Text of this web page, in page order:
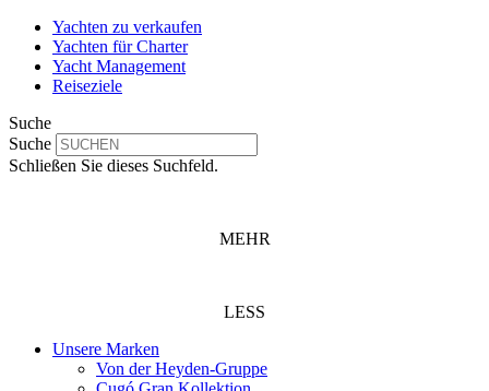
Yachten zu verkaufen
Yachten für Charter
Yacht Management
Reiseziele
Suche
Suche
Schließen Sie dieses Suchfeld.
MEHR
LESS
Unsere Marken
Von der Heyden-Gruppe